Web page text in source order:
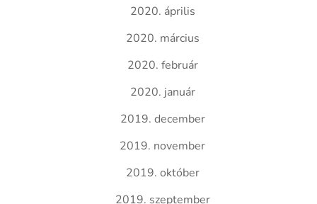
2020. április
2020. március
2020. február
2020. január
2019. december
2019. november
2019. október
2019. szeptember